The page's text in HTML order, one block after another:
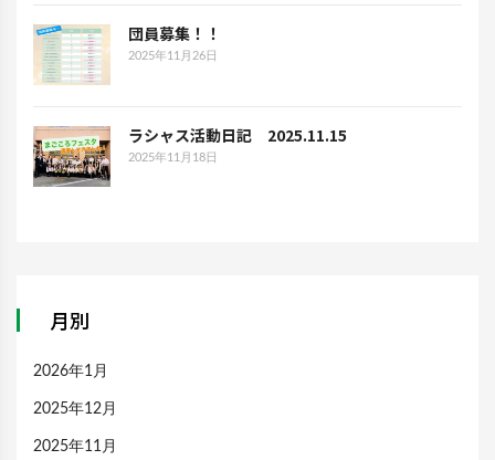
団員募集！！
2025年11月26日
ラシャス活動日記 2025.11.15
2025年11月18日
月別
2026年1月
2025年12月
2025年11月